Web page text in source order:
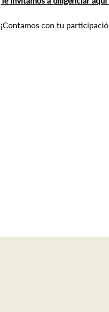
¡Contamos con tu